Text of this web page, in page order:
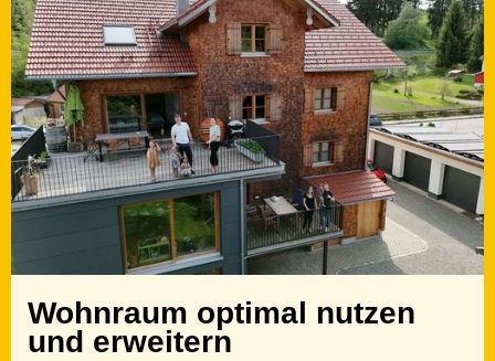
Wohnraum optimal nutzen
und erweitern